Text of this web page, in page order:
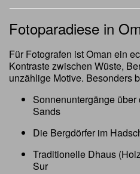
Fotoparadiese in
Für Fotografen ist Oman ein
Kontraste zwischen Wüste,
unzählige Motive. Besonders
Sonnenuntergänge
Sands
Die Bergdörfer im
Traditionelle Dhaus
Sur